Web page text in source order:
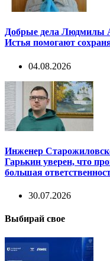
Добрые дела Людмилы
Истья помогают
04.08.2026
Инженер
Гарькин уверен, что
большая
30.07.2026
Выбирай свое